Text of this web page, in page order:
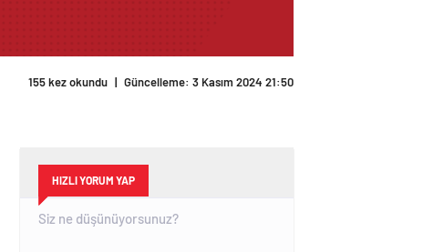
155 kez okundu | Güncelleme: 3 Kasım 2024 21:50
HIZLI YORUM YAP